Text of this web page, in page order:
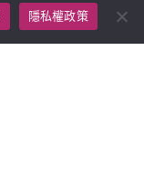
隱私權政策